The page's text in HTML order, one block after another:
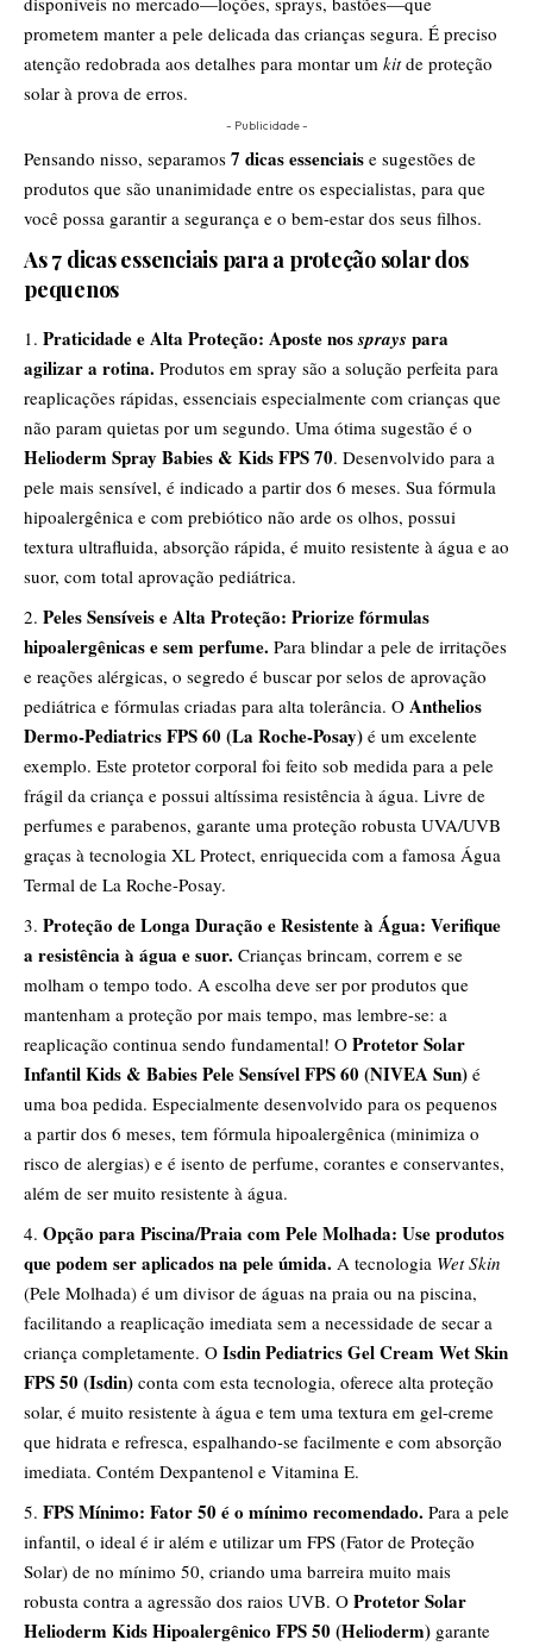
prometem manter a pele delicada das crianças segura. É preciso
atenção redobrada aos detalhes para montar um kitde proteção
solar à prova de erros.
- Publicidade -
Pensando nisso, separamos 7 dicas essenciais e sugestões de
produtos que são unanimidade entre os especialistas, para que
você possa garantir a segurança e o bem-estar dos seus filhos.
As 7 dicas essenciais para a proteção solar dos
pequenos
Praticidade e Alta Proteção: Aposte nossprays para
agilizar a rotina. Produtos em spray são a solução perfeita para
reaplicações rápidas, essenciais especialmente com crianças que
não param quietas por um segundo. Uma ótima sugestão é o
Helioderm Spray Babies & Kids FPS 70. Desenvolvido para a
pele mais sensível, é indicado a partir dos 6 meses. Sua fórmula
hipoalergênica e com prebiótico não arde os olhos, possui
textura ultrafluida, absorção rápida, é muito resistente à água e ao
suor, com total aprovação pediátrica.
Peles Sensíveis e Alta Proteção: Priorize fórmulas
hipoalergênicas e sem perfume. Para blindar a pele de irritações
e reações alérgicas, o segredo é buscar por selos de aprovação
pediátrica e fórmulas criadas para alta tolerância. O Anthelios
Dermo-Pediatrics FPS 60 (La Roche-Posay) é um excelente
exemplo. Este protetor corporal foi feito sob medida para a pele
frágil da criança e possui altíssima resistência à água. Livre de
perfumes e parabenos, garante uma proteção robusta UVA/UVB
graças à tecnologia XL Protect, enriquecida com a famosa Água
Termal de La Roche-Posay.
Proteção de Longa Duração e Resistente à Água: Verifique
a resistência à água e suor. Crianças brincam, correm e se
molham o tempo todo. A escolha deve ser por produtos que
mantenham a proteção por mais tempo, mas lembre-se: a
reaplicação continua sendo fundamental! O Protetor Solar
Infantil Kids & Babies Pele Sensível FPS 60 (NIVEA Sun) é
uma boa pedida. Especialmente desenvolvido para os pequenos
a partir dos 6 meses, tem fórmula hipoalergênica (minimiza o
risco de alergias) e é isento de perfume, corantes e conservantes,
além de ser muito resistente à água.
Opção para Piscina/Praia com Pele Molhada: Use produtos
que podem ser aplicados na pele úmida. A tecnologia Wet Skin
(Pele Molhada) é um divisor de águas na praia ou na piscina,
facilitando a reaplicação imediata sem a necessidade de secar a
criança completamente. O Isdin Pediatrics Gel Cream Wet Skin
FPS 50 (Isdin) conta com esta tecnologia, oferece alta proteção
solar, é muito resistente à água e tem uma textura em gel-creme
que hidrata e refresca, espalhando-se facilmente e com absorção
imediata. Contém Dexpantenol e Vitamina E.
FPS Mínimo: Fator 50 é o mínimo recomendado. Para a pele
infantil, o ideal é ir além e utilizar um FPS (Fator de Proteção
Solar) de no mínimo 50, criando uma barreira muito mais
robusta contra a agressão dos raios UVB. O Protetor Solar
Helioderm Kids Hipoalergênico FPS 50 (Helioderm) garante